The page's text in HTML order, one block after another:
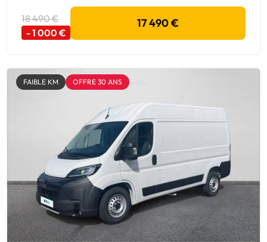
18 490 €
- 1 000 €
17 490 €
FAIBLE KM OFFRE 30 ANS